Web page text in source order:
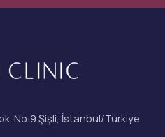
No:9 Şişli, İstanbul/Türkiye